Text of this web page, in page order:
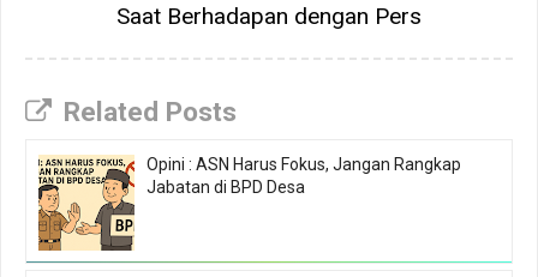
Saat Berhadapan dengan Pers
Related Posts
Opini : ASN Harus Fokus, Jangan Rangkap
Jabatan di BPD Desa